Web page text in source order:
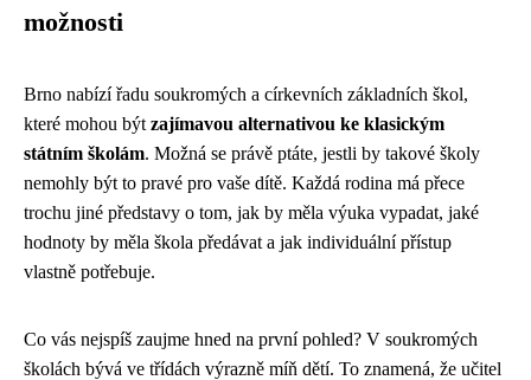
možnosti
Brno nabízí řadu soukromých a církevních základních škol,
které mohou být zajímavou alternativou ke klasickým
státním školám. Možná se právě ptáte, jestli by takové školy
nemohly být to pravé pro vaše dítě. Každá rodina má přece
trochu jiné představy o tom, jak by měla výuka vypadat, jaké
hodnoty by měla škola předávat a jak individuální přístup
vlastně potřebuje.
Co vás nejspíš zaujme hned na první pohled? V soukromých
školách bývá ve třídách výrazně míň dětí. To znamená, že učitel